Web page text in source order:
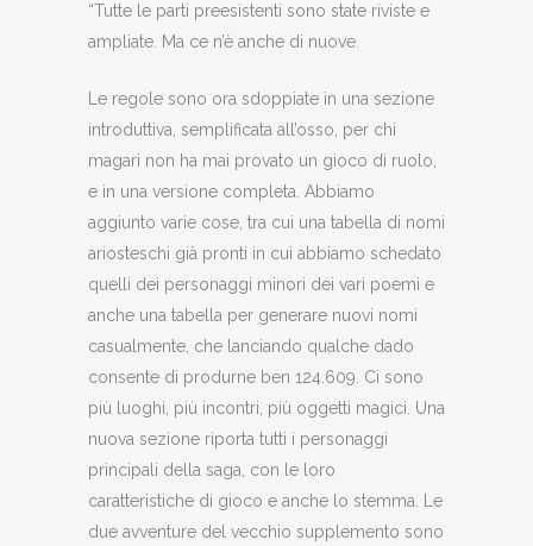
“Tutte le parti preesistenti sono state riviste e
ampliate. Ma ce n’è anche di nuove.
Le regole sono ora sdoppiate in una sezione
introduttiva, semplificata all’osso, per chi
magari non ha mai provato un gioco di ruolo,
e in una versione completa. Abbiamo
aggiunto varie cose, tra cui una tabella di nomi
ariosteschi già pronti in cui abbiamo schedato
quelli dei personaggi minori dei vari poemi e
anche una tabella per generare nuovi nomi
casualmente, che lanciando qualche dado
consente di produrne ben 124.609. Ci sono
più luoghi, più incontri, più oggetti magici. Una
nuova sezione riporta tutti i personaggi
principali della saga, con le loro
caratteristiche di gioco e anche lo stemma. Le
due avventure del vecchio supplemento sono